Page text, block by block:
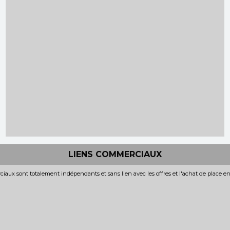
LIENS COMMERCIAUX
sont totalement indépendants et sans lien avec les offres et l'achat de place